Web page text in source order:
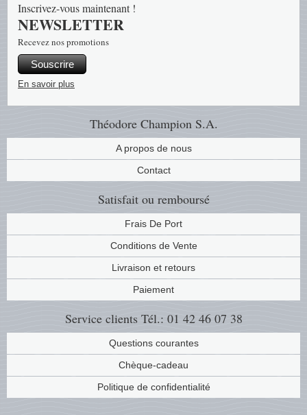
Théodore Champion S.A.
A propos de nous
Contact
Satisfait ou remboursé
Frais De Port
Conditions de Vente
Livraison et retours
Paiement
Service clients Tél.: 01 42 46 07 38
Questions courantes
Chèque-cadeau
Politique de confidentialité
Inscrivez-vous maintenant !
NEWSLETTER
Recevez nos promotions
Souscrire
En savoir plus